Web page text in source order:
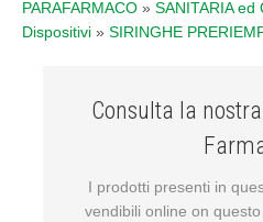
PARAFARMACO » SANITARIA ed
Dispositivi » SIRINGHE
Consulta la
I prodotti presenti in
vendibili online on